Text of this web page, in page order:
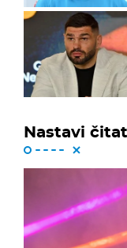
Nastavi